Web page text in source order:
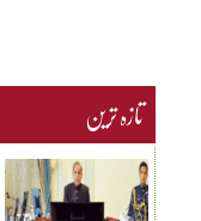
تازہ ترین